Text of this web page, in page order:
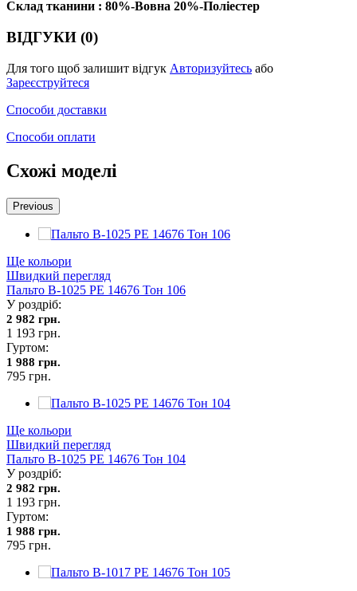
Склад тканини : 80%-Вовна 20%-Поліестер
ВІДГУКИ (0)
Для того щоб залишит відгук Авторизуйтесь або
Зареєструйтеся
Способи доставки
Способи оплати
Схожі моделі
Previous
Ще кольори
Швидкий перегляд
Пальто В-1025 PE 14676 Тон 106
У роздріб:
2 982 грн.
1 193 грн.
Гуртом:
1 988 грн.
795 грн.
Ще кольори
Швидкий перегляд
Пальто В-1025 PE 14676 Тон 104
У роздріб:
2 982 грн.
1 193 грн.
Гуртом:
1 988 грн.
795 грн.